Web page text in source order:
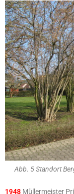
Abb. 5 Standort
1948 Müllermeister